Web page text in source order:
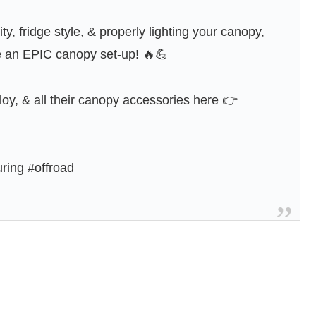
fridge style, & properly lighting your canopy,
EPIC canopy set-up! 🔥💪
& all their canopy accessories here 👉
#offroad